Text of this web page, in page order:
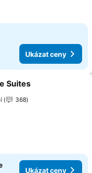
Ukázat ceny
seznam oblíbených
Suites
368
Ukázat ceny